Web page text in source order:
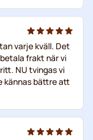
varje kväll. Det
frakt när vi
NU tvingas vi
kännas bättre att